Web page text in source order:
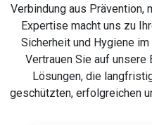
Verbindung aus Prävention,
Expertise macht uns zu
Sicherheit und Hygiene
Vertrauen Sie auf unsere
Lösungen, die
geschützten, erfolgreichen